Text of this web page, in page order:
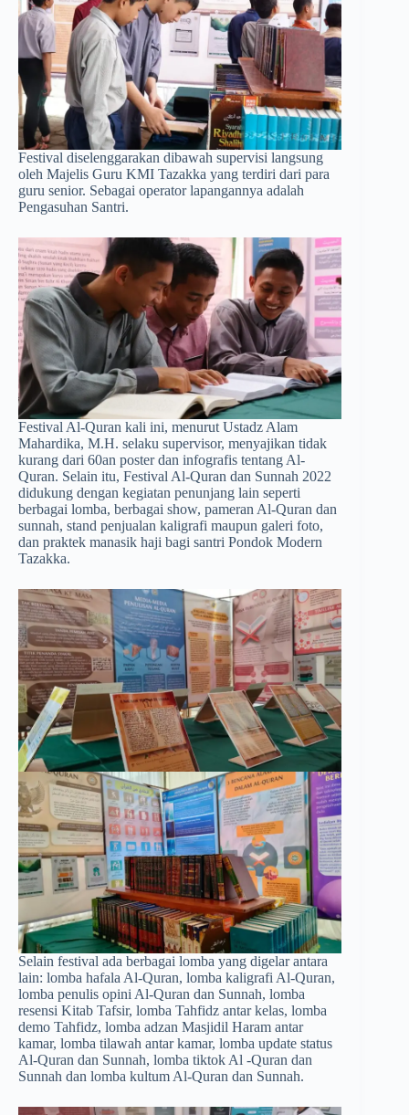
Festival diselenggarakan dibawah supervisi langsung
oleh Majelis Guru KMI Tazakka yang terdiri dari para
guru senior. Sebagai operator lapangannya adalah
Pengasuhan Santri.
Festival Al-Quran kali ini, menurut Ustadz Alam
Mahardika, M.H. selaku supervisor, menyajikan tidak
kurang dari 60an poster dan infografis tentang Al-
Quran. Selain itu, Festival Al-Quran dan Sunnah 2022
didukung dengan kegiatan penunjang lain seperti
berbagai lomba, berbagai show, pameran Al-Quran dan
sunnah, stand penjualan kaligrafi maupun galeri foto,
dan praktek manasik haji bagi santri Pondok Modern
Tazakka.
Selain festival ada berbagai lomba yang digelar antara
lain: lomba hafala Al-Quran, lomba kaligrafi Al-Quran,
lomba penulis opini Al-Quran dan Sunnah, lomba
resensi Kitab Tafsir, lomba Tahfidz antar kelas, lomba
demo Tahfidz, lomba adzan Masjidil Haram antar
kamar, lomba tilawah antar kamar, lomba update status
Al-Quran dan Sunnah, lomba tiktok Al -Quran dan
Sunnah dan lomba kultum Al-Quran dan Sunnah.